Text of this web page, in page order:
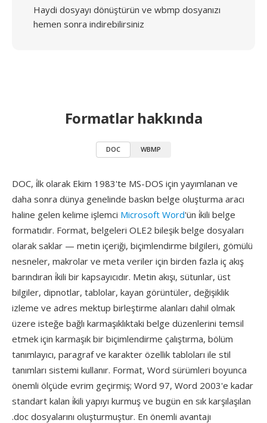
Haydi dosyayı dönüştürün ve wbmp dosyanızı
hemen sonra indirebilirsiniz
Formatlar hakkında
DOC WBMP
DOC, i̇lk olarak Ekim 1983'te MS-DOS için yayımlanan ve
daha sonra dünya genelinde baskın belge oluşturma aracı
haline gelen kelime işlemci Microsoft Word'ün i̇kili belge
formatıdır. Format, belgeleri OLE2 bileşik belge dosyaları
olarak saklar — metin içeriği, biçimlendirme bilgileri, gömülü
nesneler, makrolar ve meta veriler için birden fazla iç akış
barındıran i̇kili bir kapsayıcıdır. Metin akışı, sütunlar, üst
bilgiler, dipnotlar, tablolar, kayan görüntüler, değişiklik
izleme ve adres mektup birleştirme alanları dahil olmak
üzere isteğe bağlı karmaşıklıktaki belge düzenlerini temsil
etmek için karmaşık bir biçimlendirme çalıştırma, bölüm
tanımlayıcı, paragraf ve karakter özellik tabloları ile stil
tanımları sistemi kullanır. Format, Word sürümleri boyunca
önemli ölçüde evrim geçirmiş; Word 97, Word 2003'e kadar
standart kalan i̇kili yapıyı kurmuş ve bugün en sık karşılaşılan
.doc dosyalarını oluşturmuştur. En önemli avantajı